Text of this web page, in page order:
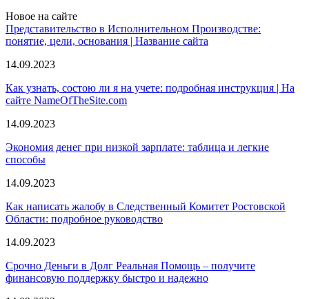
Новое на сайте
Представительство в Исполнительном Производстве:
понятие, цели, основания | Название сайта
14.09.2023
Как узнать, состою ли я на учете: подробная инструкция | На
сайте NameOfTheSite.com
14.09.2023
Экономия денег при низкой зарплате: таблица и легкие
способы
14.09.2023
Как написать жалобу в Следственный Комитет Ростовской
Области: подробное руководство
14.09.2023
Срочно Деньги в Долг Реальная Помощь – получите
финансовую поддержку быстро и надежно